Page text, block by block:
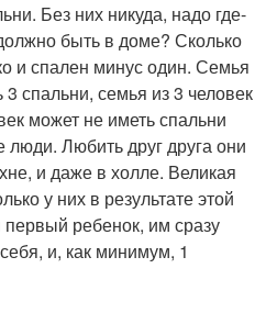
Без них никуда, надо где-
быть в доме? Сколько
и спален минус один. Семья
спальни, семья из 3 человек
может не иметь спальни
Любить друг друга они
и даже в холле. Великая
у них в результате этой
ребенок, им сразу
и, как минимум, 1